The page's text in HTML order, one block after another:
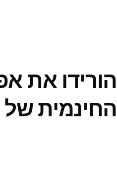
הורידו את
החינמית של Wise